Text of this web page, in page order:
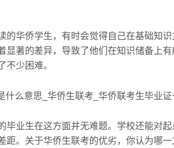
的华侨学生，有时会觉得自己在基础知
显著的差异，导致了他们在知识储备上
不少困难。
毕业生在这方面并无难题。学校还能对
距。关于华侨生联考的优劣，你认为哪